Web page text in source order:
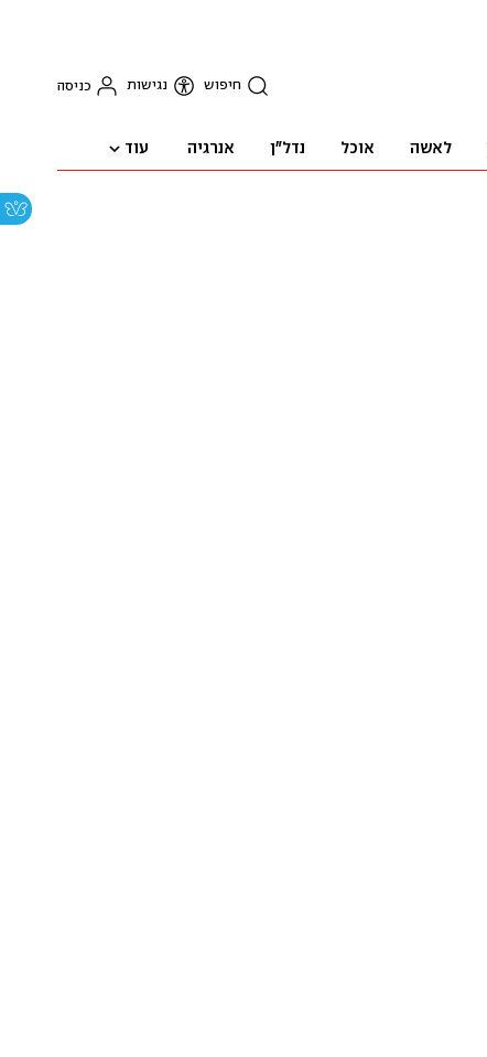
חיפוש נגישות כניסה
לאשה אוכל נדל"ן אנרגיה עוד